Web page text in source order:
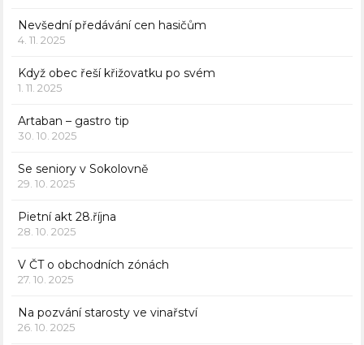
Nevšední předávání cen hasičům
4. 11. 2025
Když obec řeší křižovatku po svém
1. 11. 2025
Artaban – gastro tip
30. 10. 2025
Se seniory v Sokolovně
29. 10. 2025
Pietní akt 28.října
28. 10. 2025
V ČT o obchodních zónách
27. 10. 2025
Na pozvání starosty ve vinařství
26. 10. 2025